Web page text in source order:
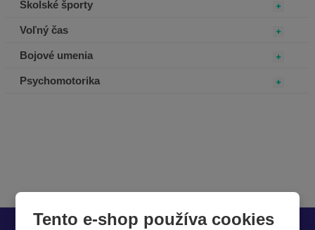
Tento e-shop používa cookies
Školské športy
Voľný čas
Bojové umenia
Psychomotorika